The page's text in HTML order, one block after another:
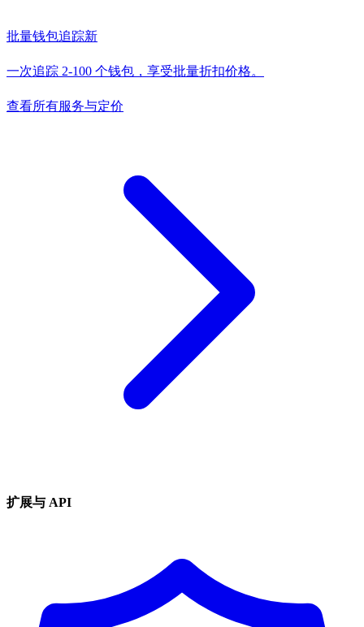
批量钱包追踪新
一次追踪 2-100 个钱包，享受批量折扣价格。
查看所有服务与定价
扩展与 API